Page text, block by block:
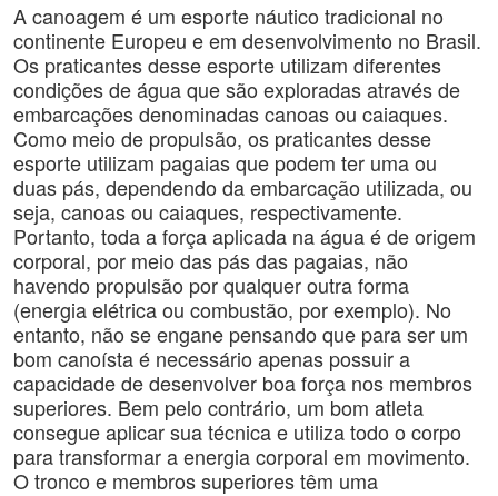
A canoagem é um esporte náutico tradicional no
continente Europeu e em desenvolvimento no Brasil.
Os praticantes desse esporte utilizam diferentes
condições de água que são exploradas através de
embarcações denominadas canoas ou caiaques.
Como meio de propulsão, os praticantes desse
esporte utilizam pagaias que podem ter uma ou
duas pás, dependendo da embarcação utilizada, ou
seja, canoas ou caiaques, respectivamente.
Portanto, toda a força aplicada na água é de origem
corporal, por meio das pás das pagaias, não
havendo propulsão por qualquer outra forma
(energia elétrica ou combustão, por exemplo). No
entanto, não se engane pensando que para ser um
bom canoísta é necessário apenas possuir a
capacidade de desenvolver boa força nos membros
superiores. Bem pelo contrário, um bom atleta
consegue aplicar sua técnica e utiliza todo o corpo
para transformar a energia corporal em movimento.
O tronco e membros superiores têm uma